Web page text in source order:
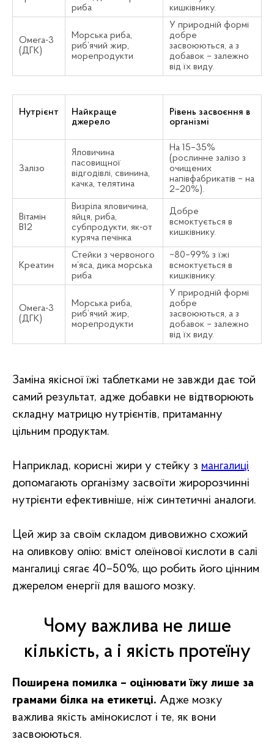
риба
кишківнику.
Омега-3
(ДГК)
Морська риба,
риб’ячий жир,
морепродукти
У природній формі
добре
засвоюються, а з
добавок – залежно
від їх виду.
Нутрієнт
Найкраще
джерело
Рівень засвоєння в
організмі
Залізо
Яловичина
пасовищної
відгодівлі, свинина,
качка, телятина
На 15–35%
(рослинне залізо з
очищених
напівфабрикатів – на
2–20%).
Вітамін
B12
Визріла яловичина,
яйця, риба,
субпродукти, як-от
куряча печінка
Добре
всмоктується в
кишківнику.
Креатин
Стейки з червоного
м’яса, дика морська
риба
~80–99% з їжі
всмоктується в
кишківнику.
Омега-3
(ДГК)
Морська риба,
риб’ячий жир,
морепродукти
У природній формі
добре
засвоюються, а з
добавок – залежно
від їх виду.
Заміна якісної їжі таблетками не завжди дає той
самий результат, адже добавки не відтворюють
складну матрицю нутрієнтів, притаманну
цільним продуктам.
Наприклад, корисні жири у стейку з мангалиці
допомагають організму засвоїти жиророзчинні
нутрієнти ефективніше, ніж синтетичні аналоги.
Цей жир за своїм складом дивовижно схожий
на оливкову олію: вміст олеїнової кислоти в салі
мангалиці сягає 40–50%, що робить його цінним
джерелом енергії для вашого мозку.
Чому важлива не лише
кількість, а і якість протеїну
Поширена помилка – оцінювати їжу лише за
грамами білка на етикетці. Адже мозку
важлива якість амінокислот і те, як вони
засвоюються.